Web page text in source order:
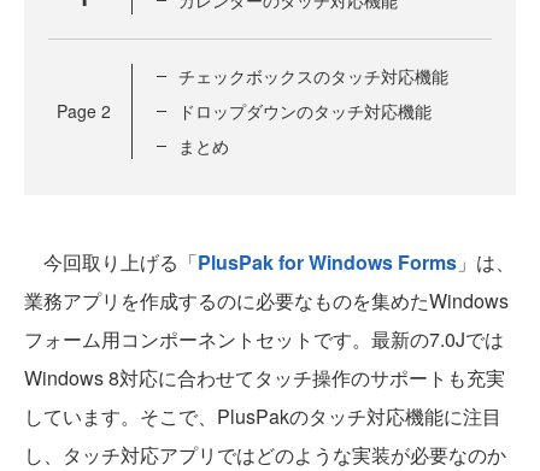
Page 2
チェックボックスのタッチ対応機能
ドロップダウンのタッチ対応機能
まとめ
今回取り上げる「PlusPak for Windows Forms 」は、
業務アプリを作成するのに必要なものを集めたWindows
フォーム用コンポーネントセットです。最新の7.0Jでは
Windows 8対応に合わせてタッチ操作のサポートも充実
しています。そこで、PlusPakのタッチ対応機能に注目
し、タッチ対応アプリではどのような実装が必要なのか